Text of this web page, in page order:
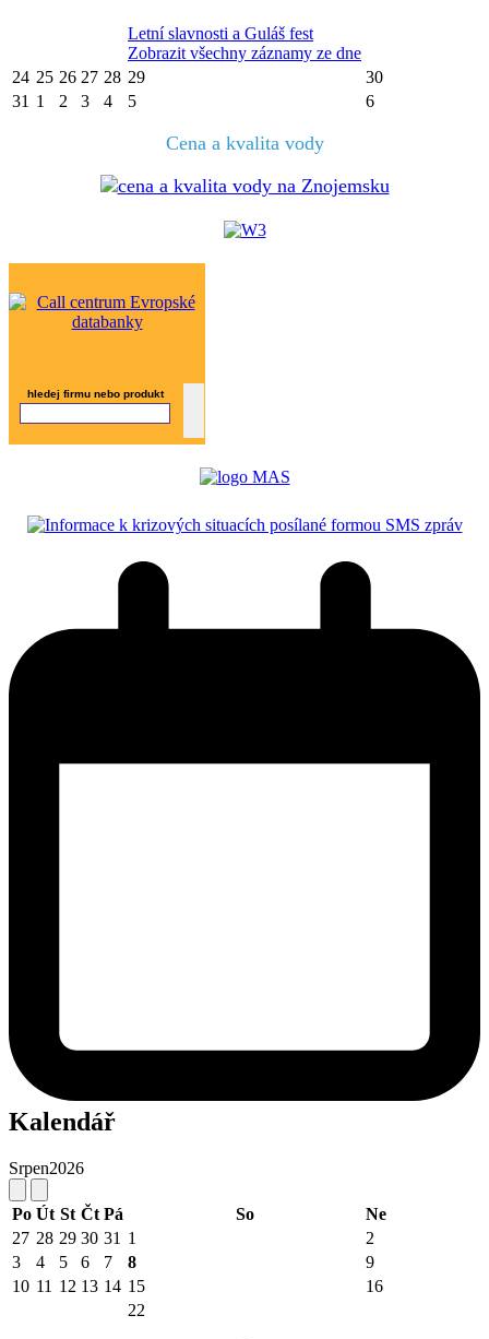
Letní slavnosti a Guláš fest
Zobrazit všechny záznamy ze dne
24 25 26 27 28 29
30
31 1 2 3 4 5 6
Cena a kvalita vody
hledej firmu nebo produkt
Kalendář
Srpen2026
Po Út St Čt Pá So
Ne
27 28 29 30 31 1
2
3
4 5 6 7 8
9
10 11 12 13 14 15 16
22